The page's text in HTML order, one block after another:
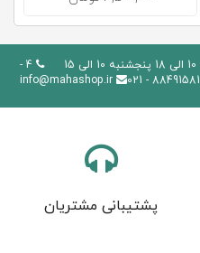
4 -
88491581 - 021
info@mahashop.ir
پشتیبانی مشتریان